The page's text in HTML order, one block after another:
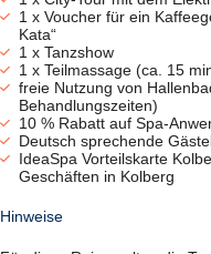
Hinweise: Die Kurtaxe ist vor
empfehlen wir die Termine
Hotelangebote finden Sie
1 x Voucher für ein
Kata“
1 x Tanzshow
1 x Teilmassage (ca. 15
freie Nutzung von
Behandlungszeiten)
10 % Rabatt auf Spa-
Deutsch sprechende
IdeaSpa Vorteilskarte
Geschäften in Kolberg
Hinweise